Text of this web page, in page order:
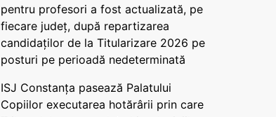
pentru profesori a fost actualizată, pe
fiecare județ, după repartizarea
candidaților de la Titularizare 2026 pe
posturi pe perioadă nedeterminată
ISJ Constanța pasează Palatului
Copiilor executarea hotărârii prin care